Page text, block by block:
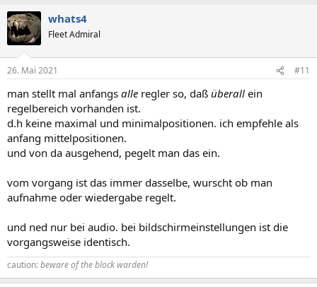
whats4
Fleet Admiral
26. Mai 2021 #11
man stellt mal anfangs alle regler so, daß überall ein
regelbereich vorhanden ist.
d.h keine maximal und minimalpositionen. ich empfehle als
anfang mittelpositionen.
und von da ausgehend, pegelt man das ein.
vom vorgang ist das immer dasselbe, wurscht ob man
aufnahme oder wiedergabe regelt.
und ned nur bei audio. bei bildschirmeinstellungen ist die
vorgangsweise identisch.
caution:beware of the block warden!